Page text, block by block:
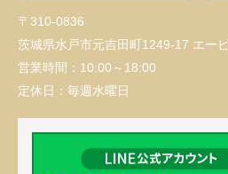
〒310-0836
茨城県水戸市元吉田町1249-17 エー
営業時間： 10:00～18:00
定休日： 毎週水曜日